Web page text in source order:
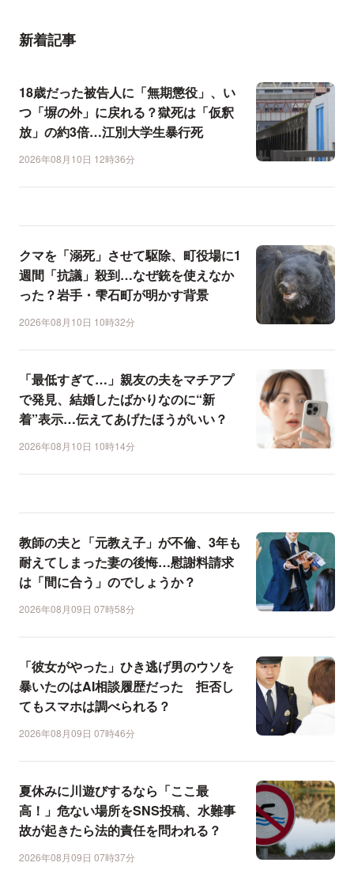
新着記事
18歳だった被告人に「無期懲役」、い
つ「塀の外」に戻れる？獄死は「仮釈
放」の約3倍…江別大学生暴行死
2026年08月10日 12時36分
クマを「溺死」させて駆除、町役場に1
週間「抗議」殺到…なぜ銃を使えなか
った？岩手・雫石町が明かす背景
2026年08月10日 10時32分
「最低すぎて…」親友の夫をマチアプ
で発見、結婚したばかりなのに“新
着”表示…伝えてあげたほうがいい？
2026年08月10日 10時14分
教師の夫と「元教え子」が不倫、3年も
耐えてしまった妻の後悔…慰謝料請求
は「間に合う」のでしょうか？
2026年08月09日 07時58分
「彼女がやった」ひき逃げ男のウソを
暴いたのはAI相談履歴だった 拒否し
てもスマホは調べられる？
2026年08月09日 07時46分
夏休みに川遊びするなら「ここ最
高！」危ない場所をSNS投稿、水難事
故が起きたら法的責任を問われる？
2026年08月09日 07時37分